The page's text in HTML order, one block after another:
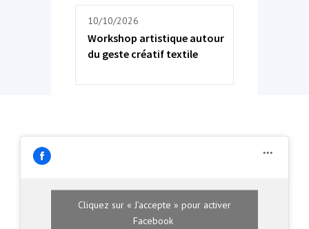
10/10/2026
Workshop artistique autour
du geste créatif textile
Cliquez sur « J’accepte » pour activer
Facebook